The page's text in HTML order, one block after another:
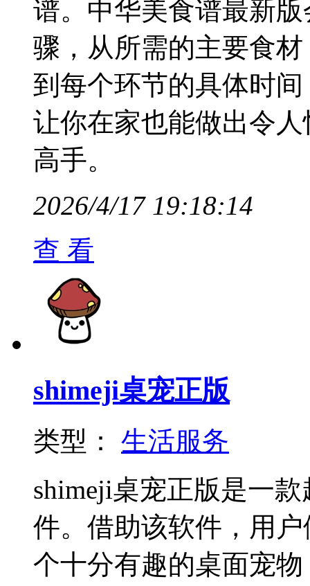
谱。中华美食谱最新
骤，从所需的主要食
到每个环节的具体时
让你在家也能做出令
高手。
2026/4/17 19:18:14
查 看
shimeji桌宠正版
类型： 生活服务
shimeji桌宠正版是一
件。借助该软件，用
个十分有趣的桌面宠